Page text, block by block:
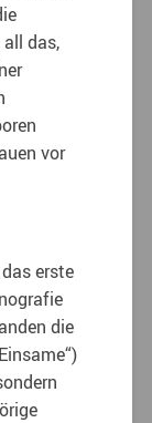
das,
vor
das erste
die